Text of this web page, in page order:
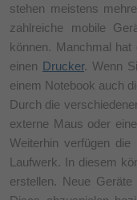
stehen meistens
zahlreiche mobile
können. Manchmal
einen Drucker. Wenn
einem Notebook auch
Durch die
externe Maus oder
Weiterhin verfügen
Laufwerk. In diesem
erstellen. Neue